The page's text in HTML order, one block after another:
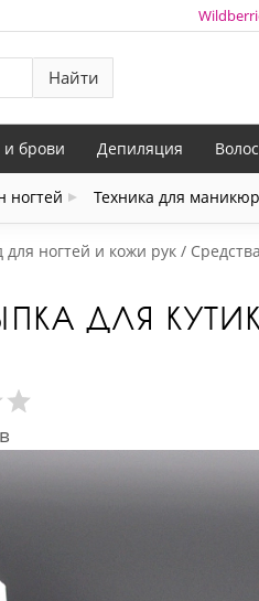
Найти
ногтей Техника для
брови Депиляция
ногтей и кожи рук
ДЛЯ